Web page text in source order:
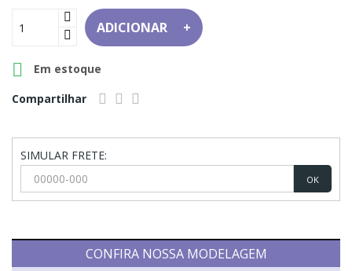
ADICIONAR
 Em estoque
Compartilhar
SIMULAR FRETE:
OK
CONFIRA NOSSA MODELAGEM